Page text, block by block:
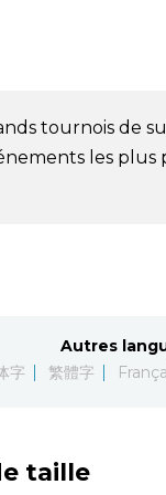
tournois de
les plus
Autres
字 繁體字
taille